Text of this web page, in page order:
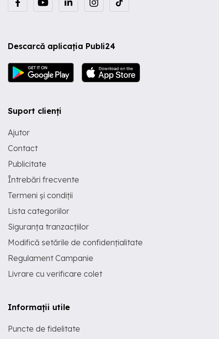
Descarcă aplicația Publi24
Suport clienți
Ajutor
Contact
Publicitate
Întrebări frecvente
Termeni și condiții
Lista categoriilor
Siguranța tranzacțiilor
Modifică setările de confidențialitate
Regulament Campanie
Livrare cu verificare colet
Informații utile
Puncte de fidelitate